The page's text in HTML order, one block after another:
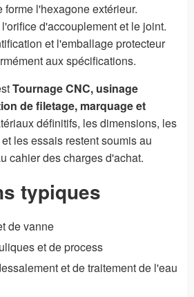
l'hexagone extérieur.
d'accouplement et le joint.
et l'emballage protecteur
aux spécifications.
Tournage CNC, usinage
de filetage, marquage et
définitifs, les dimensions, les
les essais restent soumis au
cahier des charges d'achat.
typiques
de vanne
et de process
et de traitement de l'eau